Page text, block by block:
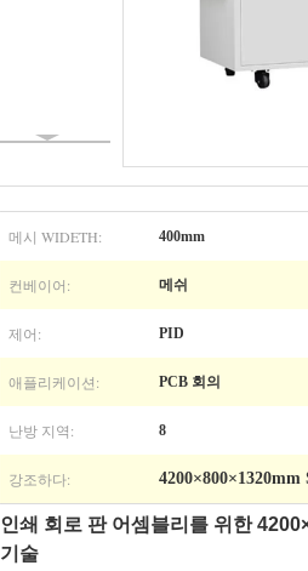
메시 WIDETH: 400mm
컨베이어: 메쉬
제어: PID
애플리케이션: PCB 회의
난방 지역: 8
강조하다:
인쇄 회로 판 어셈블리를 위한
기술